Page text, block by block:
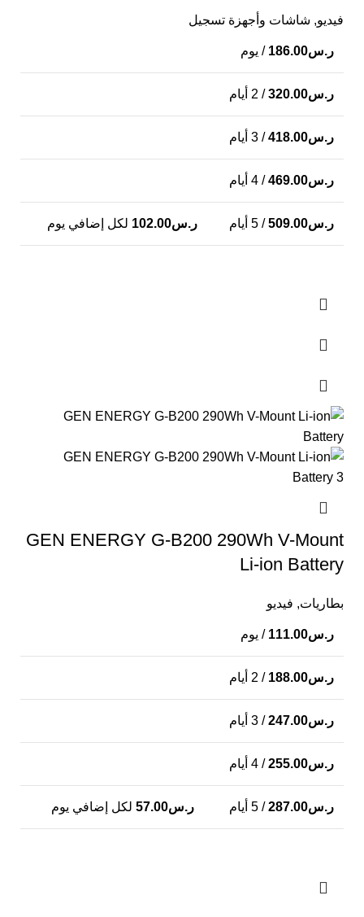
فيديو, شاشات وأجهزة تسجيل
ر.س186.00 / يوم
ر.س320.00/ 2 أيام
ر.س418.00/ 3 أيام
ر.س469.00/ 4 أيام
ر.س509.00/ 5 أيام ر.س102.00 لكل إضافي يوم
GEN ENERGY G-B200 290Wh V-Mount
Li-ion Battery
بطاريات, فيديو
ر.س111.00 / يوم
ر.س188.00 / 2 أيام
ر.س247.00/ 3 أيام
ر.س255.00/ 4 أيام
ر.س287.00/ 5 أيام ر.س57.00 لكل إضافي يوم